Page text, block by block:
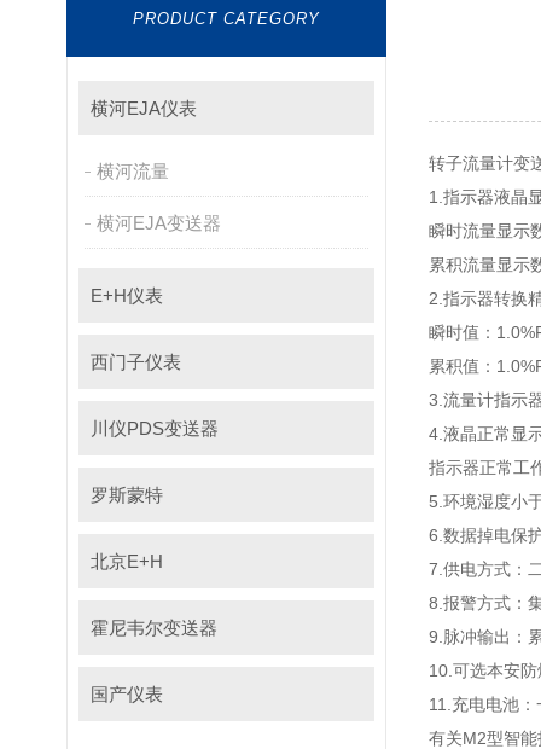
PRODUCT CATEGORY
横河EJA仪表
横河流量
横河EJA变送器
E+H仪表
西门子仪表
川仪PDS变送器
罗斯蒙特
北京E+H
霍尼韦尔变送器
国产仪表
转子流量计变
1.指示器液晶
瞬时流量显示数
累积流量显示
2.指示器转换
瞬时值：
累积值：
3.流量计指示器
4.液晶正常显
指示器正常工
5.环境湿度小
6.数据掉电保
7.供电方式
8.报警方式
9.脉冲输出
10.可选本安防
11.充电电池
有关M2型智